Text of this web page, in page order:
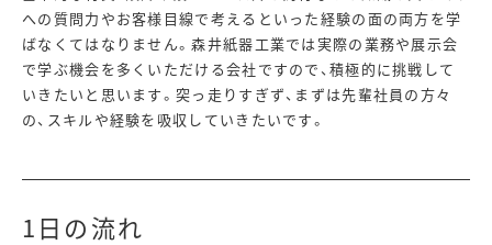
への質問力やお客様目線で考えるといった経験の面の両方を学
ばなくてはなりません。森井紙器工業では実際の業務や展示会
で学ぶ機会を多くいただける会社ですので、積極的に挑戦して
いきたいと思います。突っ走りすぎず、まずは先輩社員の方々
の、スキルや経験を吸収していきたいです。
1日の流れ